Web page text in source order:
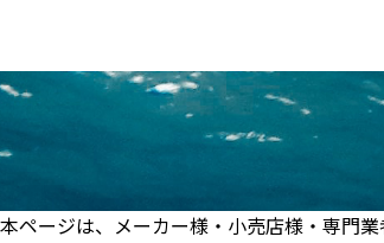
本ページは、メーカー様・小売店様・専門